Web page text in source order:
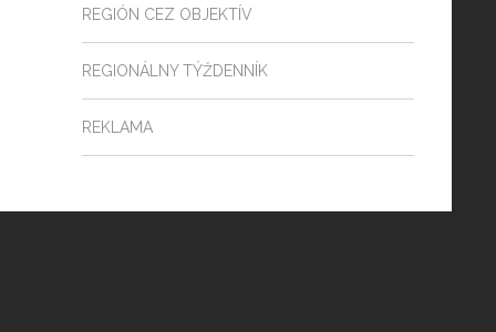
REGIÓN CEZ OBJEKTÍV
REGIONÁLNY TÝŽDENNÍK
REKLAMA